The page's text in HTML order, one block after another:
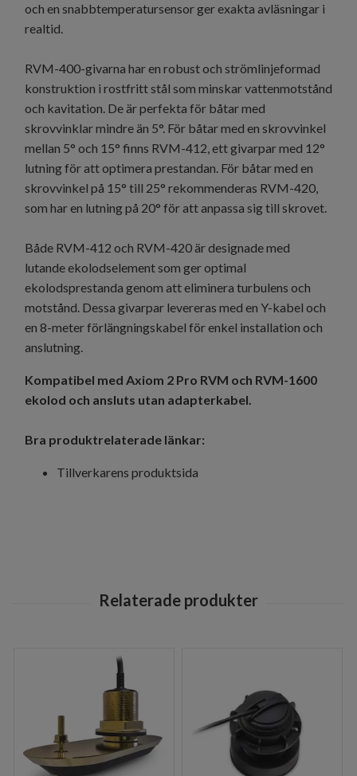
och en snabbtemperatursensor ger exakta avläsningar i
realtid.
RVM-400-givarna har en robust och strömlinjeformad
konstruktion i rostfritt stål som minskar vattenmotstånd
och kavitation. De är perfekta för båtar med
skrovvinklar mindre än 5°. För båtar med en skrovvinkel
mellan 5° och 15° finns RVM-412, ett givarpar med 12°
lutning för att optimera prestandan. För båtar med en
skrovvinkel på 15° till 25° rekommenderas RVM-420,
som har en lutning på 20° för att anpassa sig till skrovet.
Både RVM-412 och RVM-420 är designade med
lutande ekolodselement som ger optimal
ekolodsprestanda genom att eliminera turbulens och
motstånd. Dessa givarpar levereras med en Y-kabel och
en 8-meter förlängningskabel för enkel installation och
anslutning.
Kompatibel med Axiom 2 Pro RVM och RVM-1600
ekolod och ansluts utan adapterkabel.
Bra produktrelaterade länkar:
Tillverkarens produktsida